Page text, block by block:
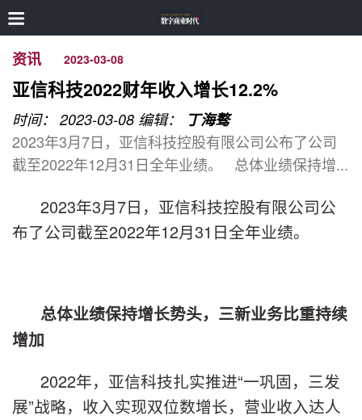
资讯 2023-03-08
亚信科技2022财年收入增长12.2%
时间： 2023-03-08 编辑：
丁海骜
2023年3月7日，亚信科技控股有限公司公布了公司
截至2022年12月31日全年业绩。 总体业绩保持增...
2023年3月7日，亚信科技控股有限公司公
布了公司截至2022年12月31日全年业绩。
总体业绩保持增长势头，三新业务比重持续
增加
2022年，亚信科技扎实推进“一巩固，三发
展”战略，收入实现双位数增长，营业收入达人